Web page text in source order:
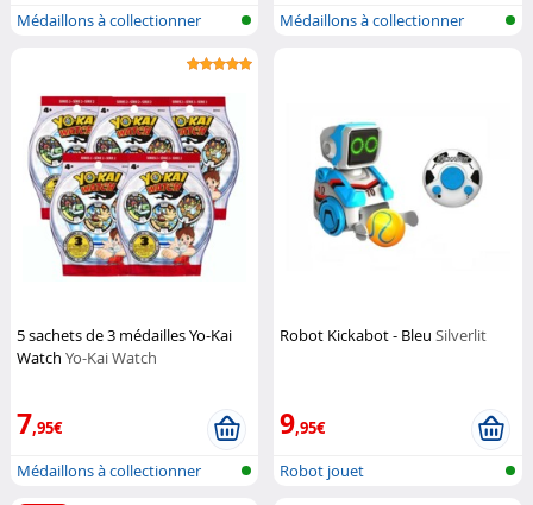
Médaillons à collectionner
Médaillons à collectionner
5 sachets de 3 médailles Yo-Kai
Watch Yo-Kai Watch
7,95€
Médaillons à collectionner
Robot Kickabot - BleuSilverlit
9,95€
Robot jouet